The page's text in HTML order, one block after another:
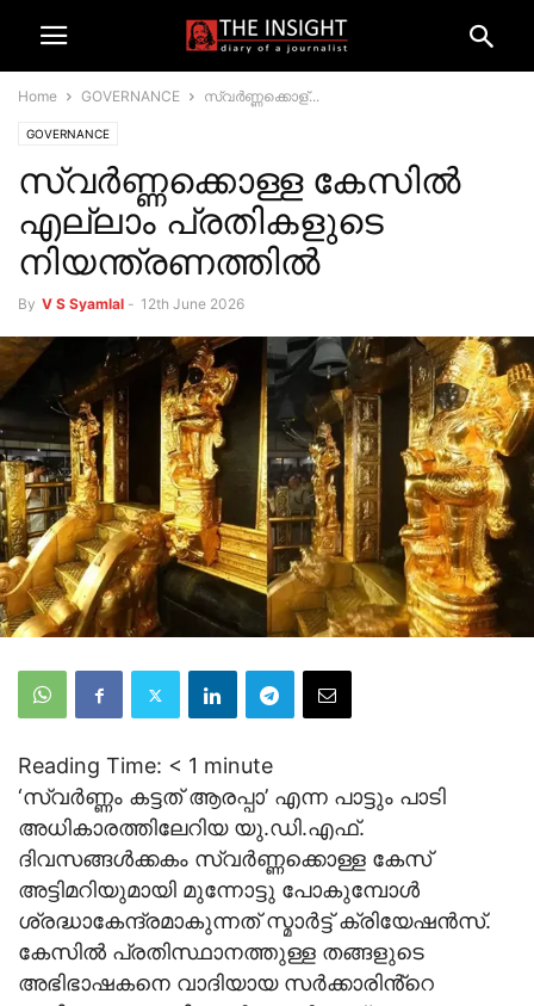
Home GOVERNANCE സ്വർണ്ണക്കൊള്...
GOVERNANCE
സ്വർണ്ണക്കൊള്ള കേസിൽ
എല്ലാം പ്രതികളുടെ
നിയന്ത്രണത്തിൽ
By V S Syamlal - 12th June 2026
Reading Time: < 1 minute
‘സ്വർണ്ണം കട്ടത് ആരപ്പാ’ എന്ന പാട്ടും പാടി
അധികാരത്തിലേറിയ യു.ഡി.എഫ്.
ദിവസങ്ങൾക്കകം സ്വർണ്ണക്കൊള്ള കേസ്
അട്ടിമറിയുമായി മുന്നോട്ടു പോകുമ്പോൾ
ശ്രദ്ധാകേന്ദ്രമാകുന്നത് സ്മാർട്ട് ക്രിയേഷൻസ്.
കേസിൽ പ്രതിസ്ഥാനത്തുള്ള തങ്ങളുടെ
അഭിഭാഷകനെ വാദിയായ സർക്കാരിൻ്റെ